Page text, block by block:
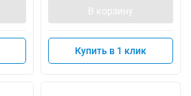
В корзину
Купить в 1 клик